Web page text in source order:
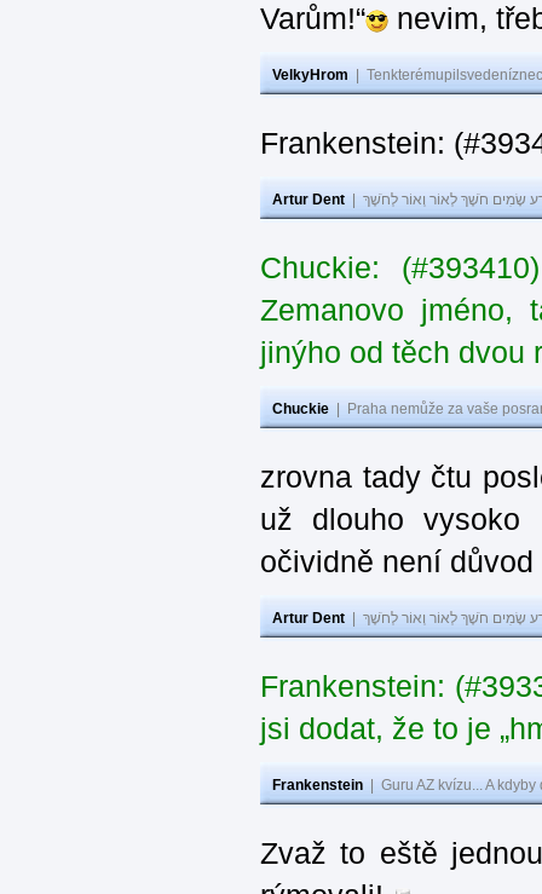
Varům!“
nevim,
VelkyHrom
Frankenstein:
Artur Dent שָׂמִים חֹשֶׁךְ לְאוֹר וְאוֹר לְחֹשֶׁךְ
Chuckie:
Zemanovo jméno,
jinýho od těch dvou
Chuckie Praha nemůže za vaše
zrovna tady čtu
už dlouho
očividně není
Artur Dent שָׂמִים חֹשֶׁךְ לְאוֹר וְאוֹר לְחֹשֶׁךְ
Frankenstein:
jsi dodat, že to je
Frankenstein Guru AZ kvízu... A
Zvaž to eště